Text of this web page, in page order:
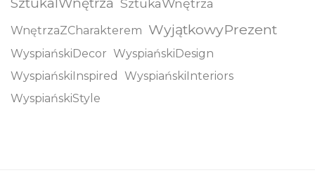
SztukaWnętrza
WnętrzaZCharakterem WyjątkowyPrezent
WyspiańskiDecor WyspiańskiDesign
WyspiańskiInspired
WyspiańskiInteriors
WyspiańskiStyle